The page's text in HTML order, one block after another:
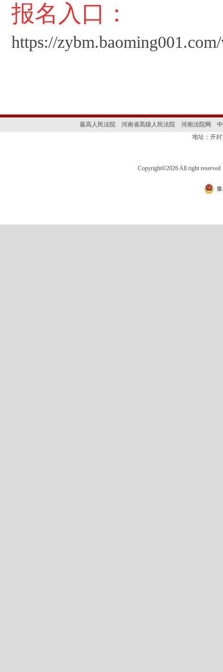
报名入口：
https://
最高人民法院 河南省高级人民法院 河南法院网
地址：开
Copyright©2026 All right